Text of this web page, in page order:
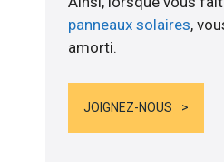
panneaux solaires,
amorti.
JOIGNEZ-NOUS